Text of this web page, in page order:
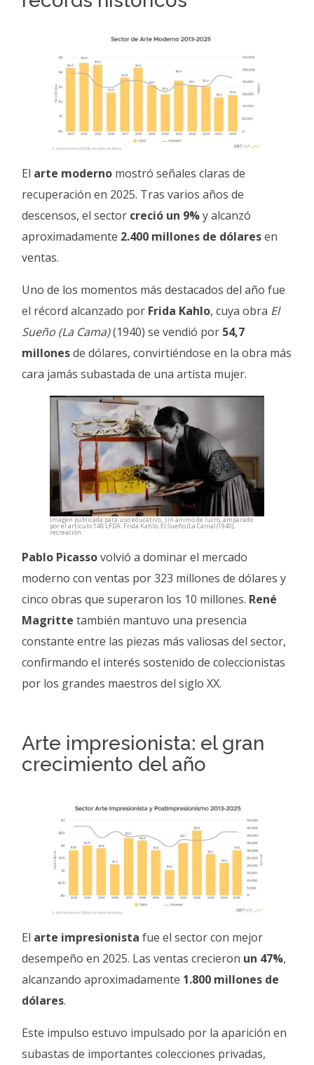
El arte moderno mostró señales claras de
recuperación en 2025. Tras varios años de
descensos, el sector creció un 9%y alcanzó
aproximadamente 2.400 millones de dólaresen
ventas.
Uno de los momentos más destacados del año fue
el récord alcanzado por Frida Kahlo, cuya obra El
Sueño (La Cama)(1940) se vendió por 54,7
millonesde dólares, convirtiéndose en la obra más
cara jamás subastada de una artista mujer.
Imagen publicada para uso educativo, sin ánimo de lucro, amparado
por el artículo 148 LFDA. Frida Kahlo, El Sueño (La Cama) (1940),
recreación.
Pablo Picassovolvió a dominar el mercado
moderno con ventas por 323 millones de dólares y
cinco obras que superaron los 10 millones. René
Magritte también mantuvo una presencia
constante entre las piezas más valiosas del sector,
confirmando el interés sostenido de coleccionistas
por los grandes maestros del siglo XX.
Arte impresionista: el gran
crecimiento del año
El arte impresionista fue el sector con mejor
desempeño en 2025. Las ventas crecieron un 47%,
alcanzando aproximadamente 1.800 millones de
dólares.
Este impulso estuvo impulsado por la aparición en
subastas de importantes colecciones privadas,